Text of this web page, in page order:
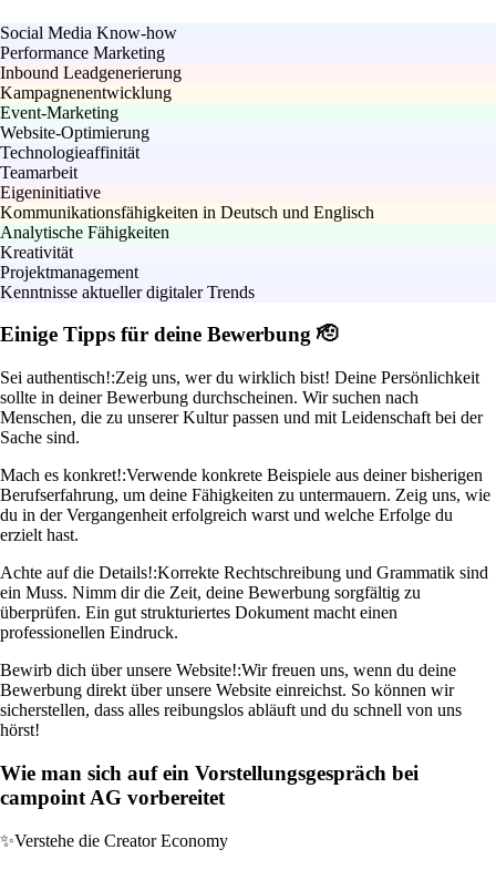
Social Media Know-how
Performance Marketing
Inbound Leadgenerierung
Kampagnenentwicklung
Event-Marketing
Website-Optimierung
Technologieaffinität
Teamarbeit
Eigeninitiative
Kommunikationsfähigkeiten in Deutsch und Englisch
Analytische Fähigkeiten
Kreativität
Projektmanagement
Kenntnisse aktueller digitaler Trends
Einige Tipps für deine Bewerbung 🫡
Sei authentisch!:Zeig uns, wer du wirklich bist! Deine Persönlichkeit
sollte in deiner Bewerbung durchscheinen. Wir suchen nach
Menschen, die zu unserer Kultur passen und mit Leidenschaft bei der
Sache sind.
Mach es konkret!:Verwende konkrete Beispiele aus deiner bisherigen
Berufserfahrung, um deine Fähigkeiten zu untermauern. Zeig uns, wie
du in der Vergangenheit erfolgreich warst und welche Erfolge du
erzielt hast.
Achte auf die Details!:Korrekte Rechtschreibung und Grammatik sind
ein Muss. Nimm dir die Zeit, deine Bewerbung sorgfältig zu
überprüfen. Ein gut strukturiertes Dokument macht einen
professionellen Eindruck.
Bewirb dich über unsere Website!:Wir freuen uns, wenn du deine
Bewerbung direkt über unsere Website einreichst. So können wir
sicherstellen, dass alles reibungslos abläuft und du schnell von uns
hörst!
Wie man sich auf ein Vorstellungsgespräch bei
campoint AG vorbereitet
✨Verstehe die Creator Economy